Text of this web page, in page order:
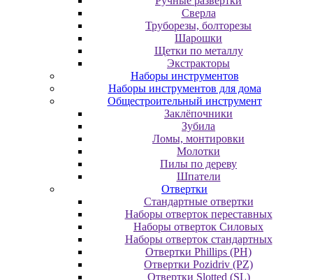
Сверла
Труборезы, болторезы
Шарошки
Щетки по металлу
Экcтpaктopы
Наборы инструментов
Наборы инструментов для дома
Общестроительный инструмент
Заклёпочники
Зубила
Ломы, монтировки
Молотки
Пилы по дереву
Шпатели
Отвертки
Cтандартные отвертки
Наборы отверток переставных
Наборы отверток Силовых
Наборы отверток стандартных
Отвертки Phillips (PH)
Отвертки Pozidriv (PZ)
Отвертки Slotted (SL)